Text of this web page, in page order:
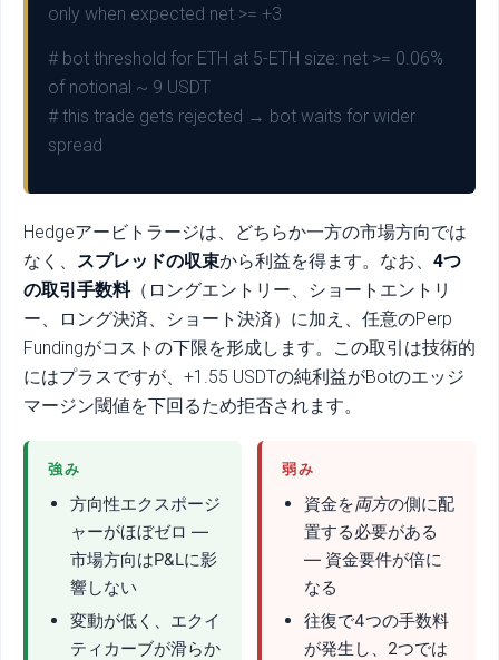
only when expected net >= +3
# bot threshold for ETH at 5-ETH size: net >= 0.06%
of notional ~ 9 USDT
# this trade gets rejected → bot waits for wider
spread
Hedgeアービトラージは、どちらか一方の市場方向では
なく、 スプレッドの収束から利益を得ます。なお、 4つ
の取引手数料（ロングエントリー、ショートエントリ
ー、ロング決済、ショート決済）に加え、任意のPerp
Fundingがコストの下限を形成します。この取引は技術的
にはプラスですが、+1.55 USDTの純利益がBotのエッジ
マージン閾値を下回るため拒否されます。
強み
方向性エクスポージ
ャーがほぼゼロ —
市場方向はP&Lに影
響しない
変動が低く、エクイ
ティカーブが滑らか
弱み
資金を両方の側に配
置する必要がある
— 資金要件が倍に
なる
往復で4つの手数料
が発生し、2つでは